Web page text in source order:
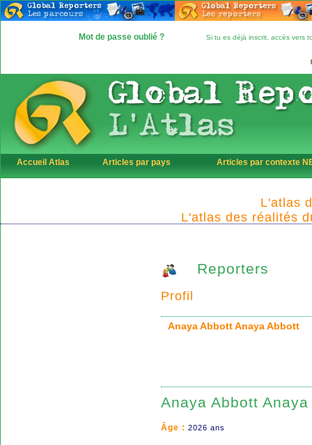
Mot de passe oublié ? Si tu es déjà inscrit, accès vers
Accueil Atlas Articles par pays Articles par contexte
L'atlas
L'atlas des réalités
Reporters
Profil
Anaya Abbott Anaya Abbott
Anaya Abbott
Âge : 2026 ans